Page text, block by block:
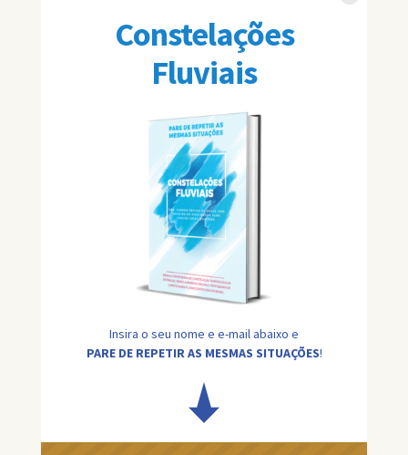
Constelações
Fluviais
Insira o seu nome e e-mail abaixo e
PARE DE REPETIR AS MESMAS SITUAÇÕES!